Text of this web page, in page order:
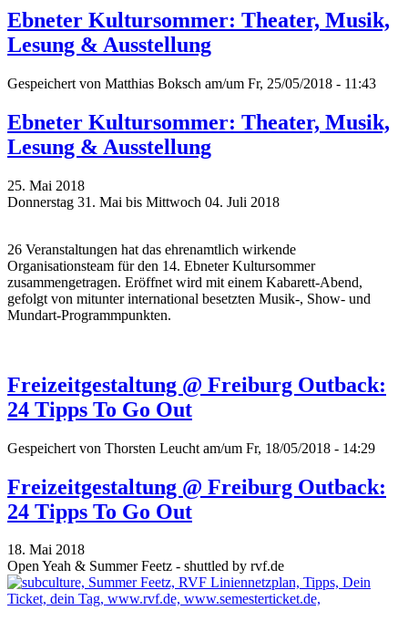
Ebneter Kultursommer: Theater, Musik,
Lesung & Ausstellung
Gespeichert von Matthias Boksch am/um Fr, 25/05/2018 - 11:43
Ebneter Kultursommer: Theater, Musik,
Lesung & Ausstellung
25. Mai 2018
Donnerstag 31. Mai bis Mittwoch 04. Juli 2018
26 Veranstaltungen hat das ehrenamtlich wirkende
Organisationsteam für den 14. Ebneter Kultursommer
zusammengetragen. Eröffnet wird mit einem Kabarett-Abend,
gefolgt von mitunter international besetzten Musik-, Show- und
Mundart-Programmpunkten.
Freizeitgestaltung @ Freiburg Outback:
24 Tipps To Go Out
Gespeichert von Thorsten Leucht am/um Fr, 18/05/2018 - 14:29
Freizeitgestaltung @ Freiburg Outback:
24 Tipps To Go Out
18. Mai 2018
Open Yeah & Summer Feetz - shuttled by rvf.de